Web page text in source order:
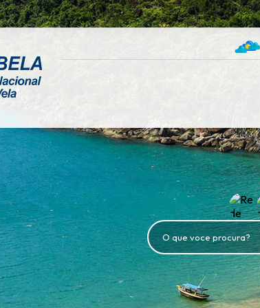
O que voce procura?